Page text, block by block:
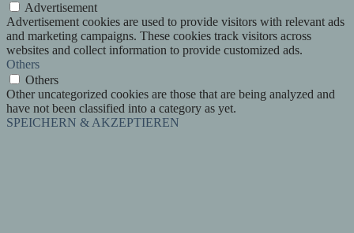
Advertisement
Advertisement cookies are used to provide visitors with relevant ads
and marketing campaigns. These cookies track visitors across
websites and collect information to provide customized ads.
Others
Others
Other uncategorized cookies are those that are being analyzed and
have not been classified into a category as yet.
SPEICHERN & AKZEPTIEREN